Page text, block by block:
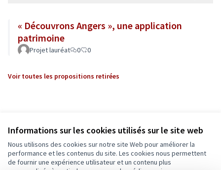
Informations sur les cookies utilisés sur le site web
Nous utilisons des cookies sur notre site Web pour améliorer la
performance et les contenus du site. Les cookies nous permettent
de fournir une expérience utilisateur et un contenu plus
« Découvrons Angers », une application
patrimoine
Projet lauréat 0 0
Voir toutes les propositions retirées